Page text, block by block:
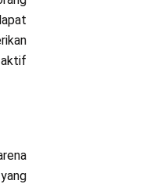
aktif